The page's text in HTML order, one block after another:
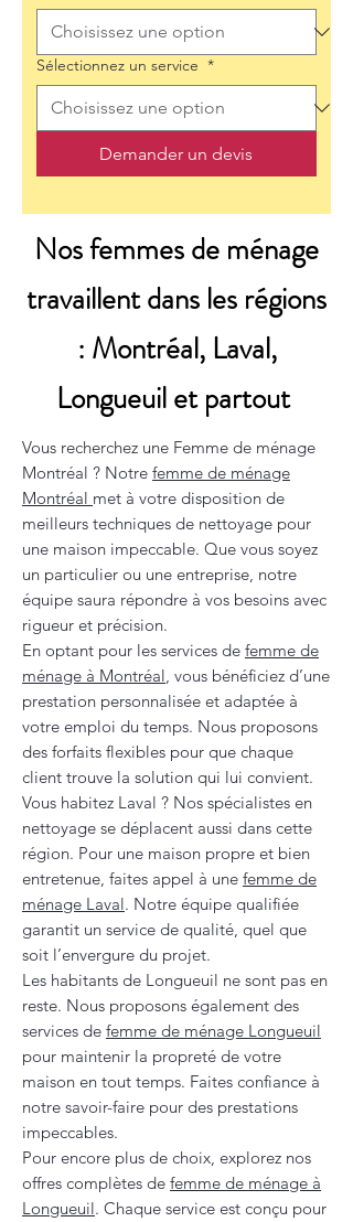
Sélectionnez un service *
Demander un devis
Nos femmes de ménage
travaillent dans les régions
: Montréal, Laval,
Longueuil et partout
Vous recherchez une Femme de ménage
Montréal ? Notre femme de ménage
Montréal met à votre disposition de
meilleurs techniques de nettoyage pour
une maison impeccable. Que vous soyez
un particulier ou une entreprise, notre
équipe saura répondre à vos besoins avec
rigueur et précision.
En optant pour les services de femme de
ménage à Montréal, vous bénéficiez d’une
prestation personnalisée et adaptée à
votre emploi du temps. Nous proposons
des forfaits flexibles pour que chaque
client trouve la solution qui lui convient.
Vous habitez Laval ? Nos spécialistes en
nettoyage se déplacent aussi dans cette
région. Pour une maison propre et bien
entretenue, faites appel à une femme de
ménage Laval. Notre équipe qualifiée
garantit un service de qualité, quel que
soit l’envergure du projet.
Les habitants de Longueuil ne sont pas en
reste. Nous proposons également des
services de femme de ménage Longueuil
pour maintenir la propreté de votre
maison en tout temps. Faites confiance à
notre savoir-faire pour des prestations
impeccables.
Pour encore plus de choix, explorez nos
offres complètes de femme de ménage à
Longueuil. Chaque service est conçu pour